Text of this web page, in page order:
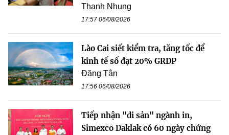
Thanh Nhung
17:57 06/08/2026
Lào Cai siết kiểm tra, tăng tốc để
kinh tế số đạt 20% GRDP
Đăng Tân
17:56 06/08/2026
Tiếp nhận "di sản" ngành in,
Simexco Daklak có 60 ngày chứng